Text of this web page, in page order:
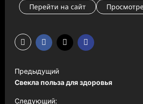
Перейти на сайт
а
в
Предыдущий
Свекла польза для здоровья
Следующий: